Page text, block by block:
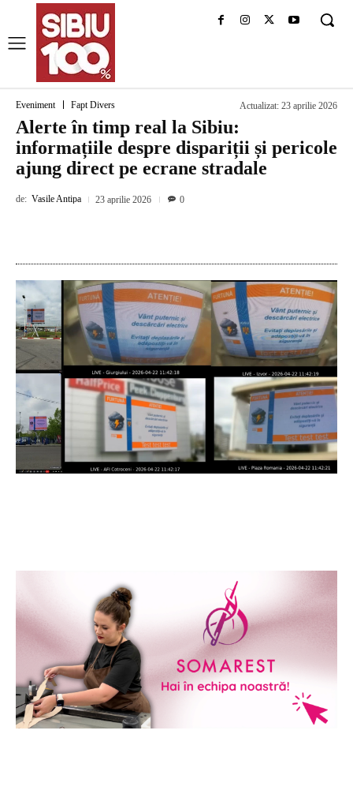
Eveniment Fapt Divers Actualizat: 23 aprilie 2026
Alerte în timp real la Sibiu:
informațiile despre dispariții și pericole
ajung direct pe ecrane stradale
de: Vasile Antipa 23 aprilie 2026 0